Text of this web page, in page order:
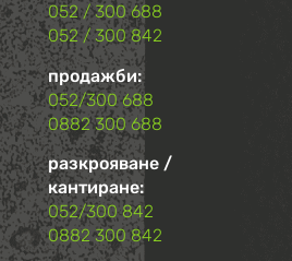
052 / 300 688
052 / 300 842
продажби:
052/300 688
0882 300 688
разкрояване /
кантиране:
052/300 842
0882 300 842